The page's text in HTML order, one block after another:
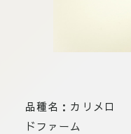
品種名：カリメロ
ドファーム